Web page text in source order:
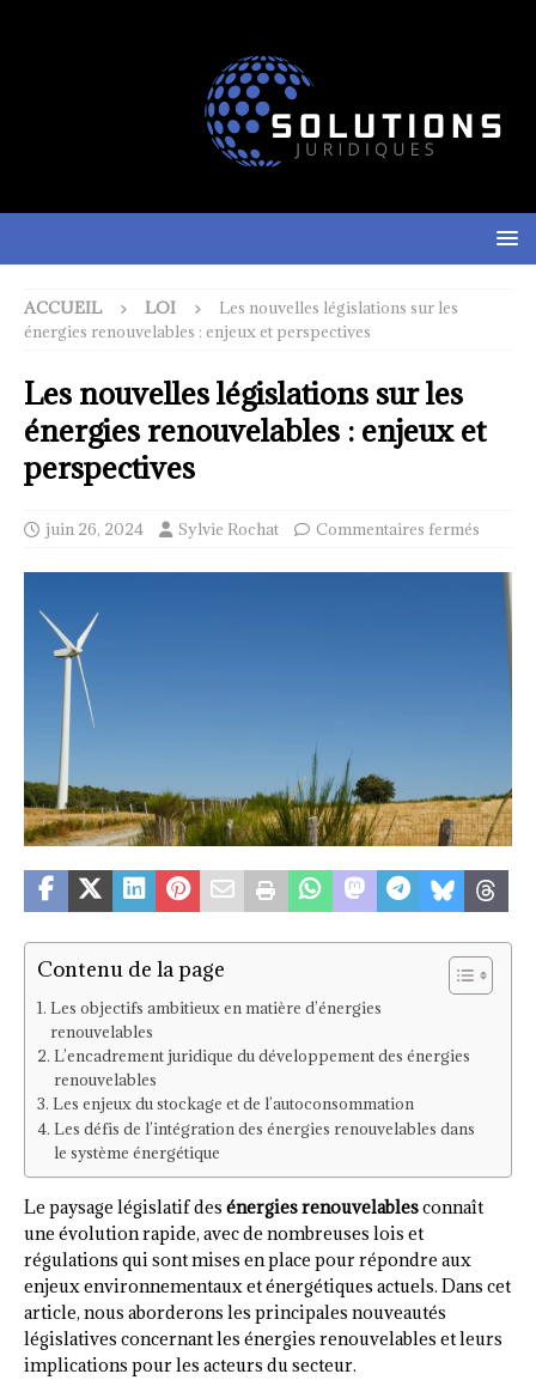
ACCUEIL LOI
Les nouvelles législations sur les
énergies renouvelables : enjeux et perspectives
Les nouvelles législations sur les
énergies renouvelables : enjeux et
perspectives
juin 26, 2024 Sylvie Rochat Commentaires fermés
Contenu de la page
Les objectifs ambitieux en matière d’énergies
renouvelables
L’encadrement juridique du développement des énergies
renouvelables
Les enjeux du stockage et de l’autoconsommation
Les défis de l’intégration des énergies renouvelables dans
le système énergétique
Le paysage législatif des énergies renouvelablesconnaît
une évolution rapide, avec de nombreuses lois et
régulations qui sont mises en place pour répondre aux
enjeux environnementaux et énergétiques actuels. Dans cet
article, nous aborderons les principales nouveautés
législatives concernant les énergies renouvelables et leurs
implications pour les acteurs du secteur.